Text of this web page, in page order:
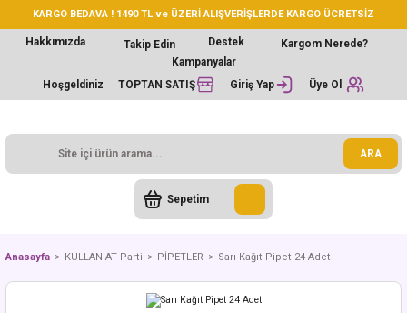
KARGO BEDAVA ! 1490 TL ve ÜZERİ ALIŞVERİŞLERDE KARGO ÜCRETSİZ
Hakkımızda Takip Edin Destek
Kargom Nerede?
Kampanyalar
Hoşgeldiniz
TOPTAN SATIŞ Giriş Yap Üye Ol
ARA
Sepetim
Anasayfa KULLAN AT Parti PİPETLER Sarı Kağıt Pipet 24 Adet